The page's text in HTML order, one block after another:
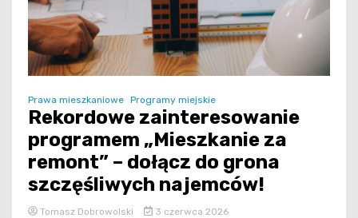
Prawa mieszkaniowe Programy miejskie
Rekordowe zainteresowanie
programem „Mieszkanie za
remont” – dołącz do grona
szczęśliwych najemców!
Tomasz Dobrowolski 3 czerwca 2026